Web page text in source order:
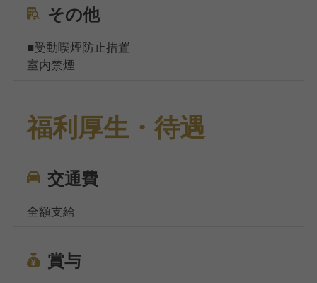
その他
■受動喫煙防止措置
室内禁煙
福利厚生・待遇
交通費
全額支給
賞与